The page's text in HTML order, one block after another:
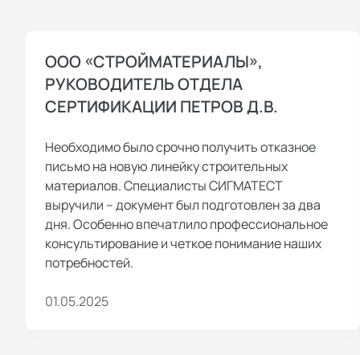
ООО «СТРОЙМАТЕРИАЛЫ»,
РУКОВОДИТЕЛЬ ОТДЕЛА
СЕРТИФИКАЦИИ ПЕТРОВ Д.В.
Необходимо было срочно получить отказное
письмо на новую линейку строительных
материалов. Специалисты СИГМАТЕСТ
выручили – документ был подготовлен за два
дня. Особенно впечатлило профессиональное
консультирование и четкое понимание наших
потребностей.
01.05.2025